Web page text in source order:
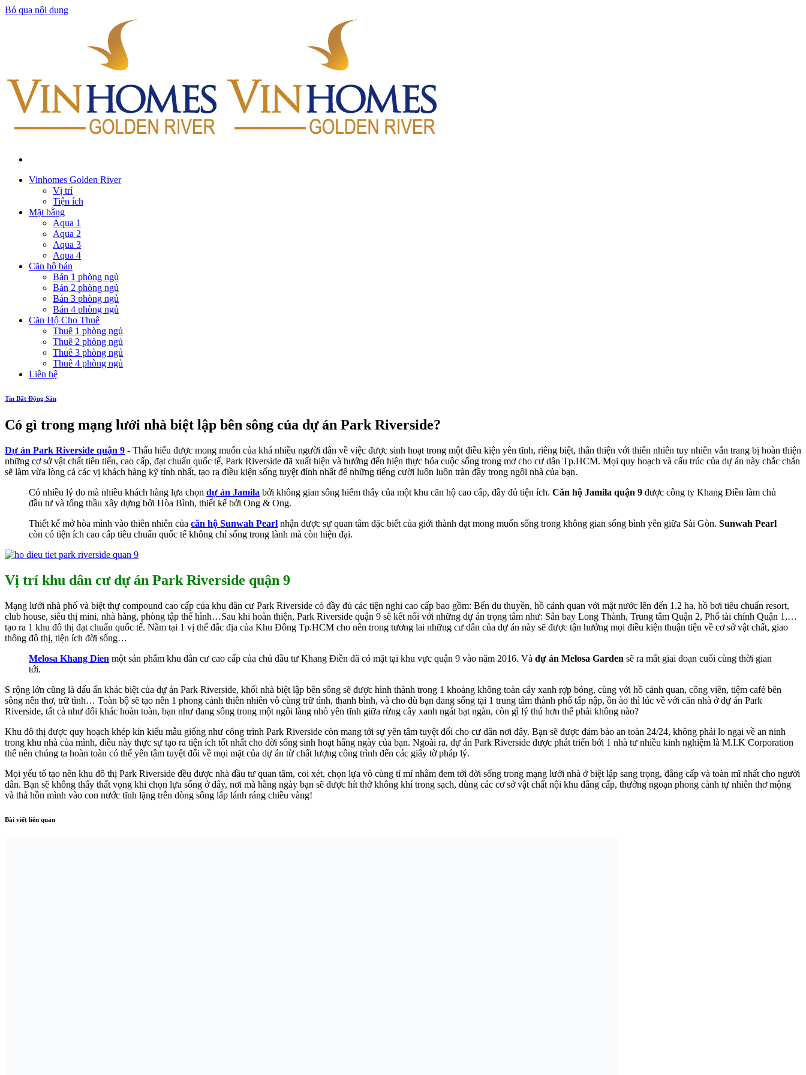
Bỏ qua nội dung
Vinhomes Golden River
Vị trí
Tiện ích
Mặt bằng
Aqua 1
Aqua 2
Aqua 3
Aqua 4
Căn hộ bán
Bán 1 phòng ngủ
Bán 2 phòng ngủ
Bán 3 phòng ngủ
Bán 4 phòng ngủ
Căn Hộ Cho Thuê
Thuê 1 phòng ngủ
Thuê 2 phòng ngủ
Thuê 3 phòng ngủ
Thuê 4 phòng ngủ
Liên hệ
Tin Bất Động Sản
Có gì trong mạng lưới nhà biệt lập bên sông của dự án Park Riverside?
Dự án Park Riverside quận 9 - Thấu hiểu được mong muốn của khá nhiều người dân về việc được sinh hoạt trong một điều kiện yên tĩnh, riêng biệt, thân thiện với thiên nhiên tuy nhiên vẫn trang bị hoàn thiện
những cơ sở vật chất tiên tiến, cao cấp, đạt chuẩn quốc tế, Park Riverside đã xuất hiện và hướng đến hiện thực hóa cuộc sống trong mơ cho cư dân Tp.HCM. Mọi quy hoạch và cấu trúc của dự án này chắc chắn
sẽ làm vừa lòng cả các vị khách hàng kỹ tính nhất, tạo ra điều kiện sống tuyệt đỉnh nhất để những tiếng cười luôn luôn tràn đầy trong ngôi nhà của bạn.
Có nhiều lý do mà nhiều khách hàng lựa chọn dự án Jamila bởi không gian sống hiếm thấy của một khu căn hộ cao cấp, đầy đủ tiện ích. Căn hộ Jamila quận 9 được công ty Khang Điền làm chủ
đầu tư và tổng thầu xây dựng bởi Hòa Bình, thiết kế bởi Ong & Ong.
Thiết kế mở hòa mình vào thiên nhiên của căn hộ Sunwah Pearl nhận được sự quan tâm đặc biết của giới thành đạt mong muốn sống trong không gian sống bình yên giữa Sài Gòn. Sunwah Pearl
còn có tiện ích cao cấp tiêu chuẩn quốc tế không chỉ sống trong lành mà còn hiện đại.
Vị trí khu dân cư dự án Park Riverside quận 9
Mạng lưới nhà phố và biệt thự compound cao cấp của khu dân cư Park Riverside có đầy đủ các tiện nghi cao cấp bao gồm: Bến du thuyền, hồ cảnh quan với mặt nước lên đến 1.2 ha, hồ bơi tiêu chuẩn resort,
club house, siêu thị mini, nhà hàng, phòng tập thể hình…Sau khi hoàn thiện, Park Riverside quận 9 sẽ kết nối với những dự án trọng tâm như: Sân bay Long Thành, Trung tâm Quận 2, Phố tài chính Quận 1,…
tạo ra 1 khu đô thị đạt chuẩn quốc tế. Nằm tại 1 vị thế đắc địa của Khu Đông Tp.HCM cho nên trong tương lai những cư dân của dự án này sẽ được tận hưởng mọi điều kiện thuận tiện về cơ sở vật chất, giao
thông đô thị, tiện ích đời sống…
Melosa Khang Dien một sản phẩm khu dân cư cao cấp của chủ đầu tư Khang Điền đã có mặt tại khu vực quận 9 vào năm 2016. Và dự án Melosa Garden sẽ ra mắt giai đoạn cuối cùng thời gian
tới.
S rộng lớn cũng là dấu ấn khác biệt của dự án Park Riverside, khối nhà biệt lập bên sông sẽ được hình thành trong 1 khoảng không toàn cây xanh rợp bóng, cùng với hồ cảnh quan, công viên, tiệm café bên
sông nên thơ, trữ tình… Toàn bộ sẽ tạo nên 1 phong cảnh thiên nhiên vô cùng trữ tình, thanh bình, và cho dù bạn đang sống tại 1 trung tâm thành phố tấp nập, ồn ào thì lúc về với căn nhà ở dự án Park
Riverside, tất cả như đổi khác hoàn toàn, bạn như đang sống trong một ngôi làng nhỏ yên tĩnh giữa rừng cây xanh ngát bạt ngàn, còn gì lý thú hơn thế phải không nào?
Khu đô thị được quy hoạch khép kín kiểu mẫu giống như công trình Park Riverside còn mang tới sự yên tâm tuyệt đối cho cư dân nơi đây. Bạn sẽ được đảm bảo an toàn 24/24, không phải lo ngại về an ninh
trong khu nhà của mình, điều này thực sự tạo ra tiện ích tốt nhất cho đời sống sinh hoạt hằng ngày của bạn. Ngoài ra, dự án Park Riverside được phát triển bởi 1 nhà tư nhiều kinh nghiệm là M.I.K Corporation
thế nên chúng ta hoàn toàn có thể yên tâm tuyệt đối về mọi mặt của dự án từ chất lượng công trình đến các giấy tờ pháp lý.
Mọi yếu tố tạo nên khu đô thị Park Riverside đều được nhà đầu tư quan tâm, coi xét, chọn lựa vô cùng tỉ mỉ nhằm đem tới đời sống trong mạng lưới nhà ở biệt lập sang trọng, đẳng cấp và toàn mĩ nhất cho người
dân. Bạn sẽ không thấy thất vọng khi chọn lựa sống ở đây, nơi mà hằng ngày bạn sẽ được hít thở không khí trong sạch, dùng các cơ sở vật chất nội khu đẳng cấp, thưởng ngoạn phong cảnh tự nhiên thơ mộng
và thả hồn mình vào con nước tĩnh lặng trên dòng sông lấp lánh ráng chiều vàng!
Bài viết liên quan